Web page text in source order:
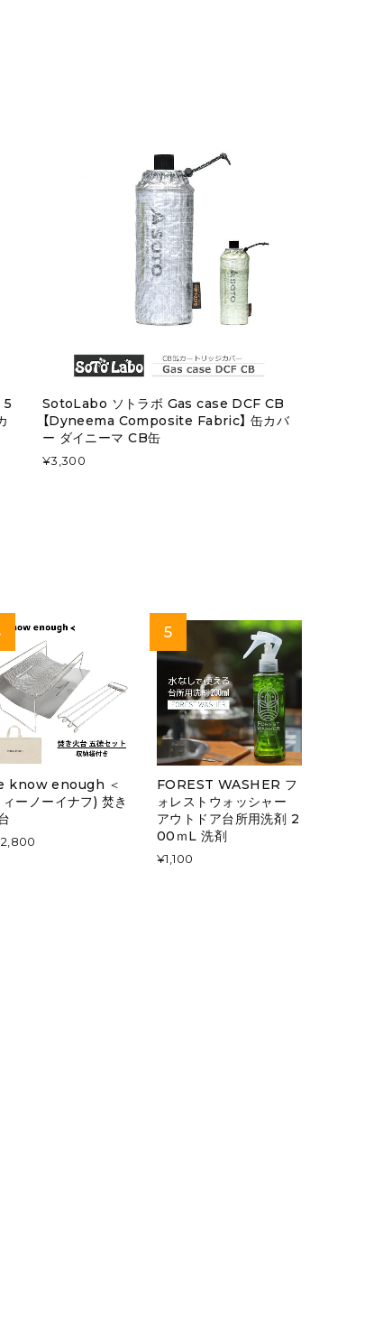
5
SotoLabo ソトラボ Gas case DCF CB
【Dyneema Composite Fabric】 缶カバ
ー ダイニーマ CB缶
¥3,300
know enough ＜
ーノーイナフ) 焚き
FOREST WASHER フ
ォレストウォッシャー
アウトドア台所用洗剤 2
00ｍL 洗剤
¥1,100